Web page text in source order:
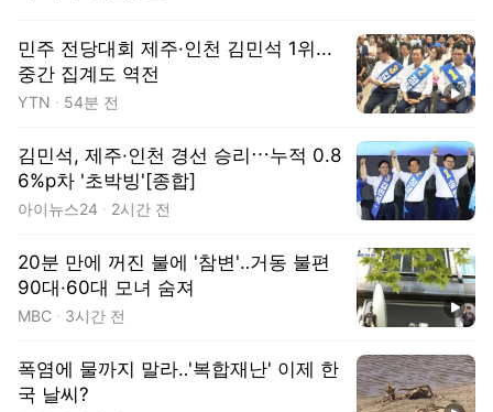
민주 전당대회 제주·인천 김민석 1위...
중간 집계도 역전
YTN 54분 전
김민석, 제주·인천 경선 승리⋯누적 0.8
6%p차 '초박빙'[종합]
아이뉴스24 2시간 전
20분 만에 꺼진 불에 '참변'‥거동 불편
90대·60대 모녀 숨져
MBC 3시간 전
폭염에 물까지 말라‥'복합재난' 이제 한
국 날씨?